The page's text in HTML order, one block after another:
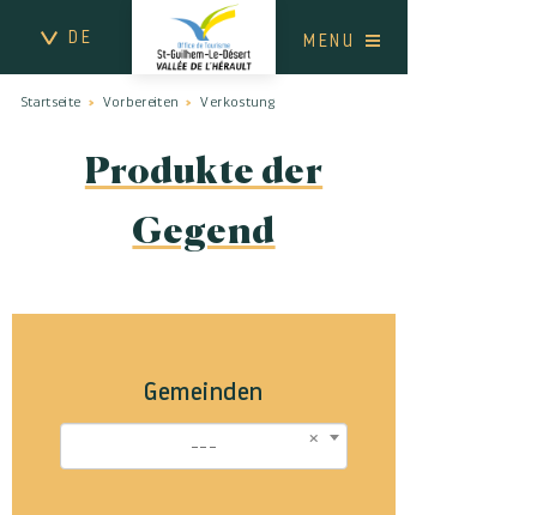
DE MENU
Produkte der
Gegend
Startseite Vorbereiten Verkostung
Gemeinden
---